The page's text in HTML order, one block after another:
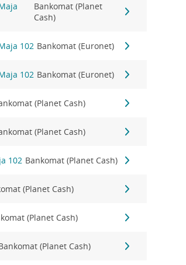
Bankomat (Planet
Cash)
102 Bankomat (Euronet)
102 Bankomat (Euronet)
(Planet Cash)
(Planet Cash)
102 Bankomat (Planet Cash)
(Planet Cash)
(Planet Cash)
(Planet Cash)